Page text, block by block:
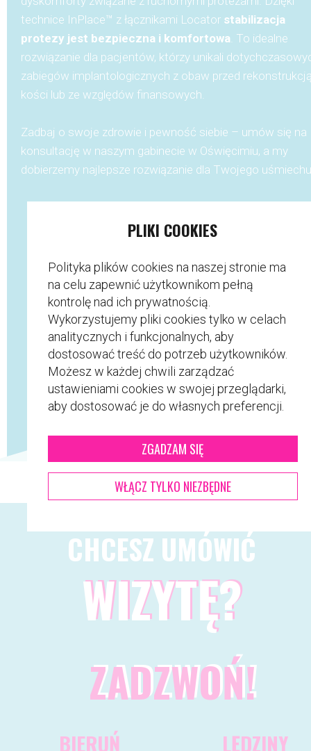
technice InPlace™ z łącznikami Locator stabilizacja
protezy jest bezpieczna i komfortowa. To idealne
rozwiązanie dla pacjentów, którzy unikali
zabiegów implantologicznych z obaw przed
kości lub ze względów finansowych.
Zadbaj o swoje zdrowie i pewność siebie – umów się na
konsultację w naszym gabinecie w Oświęcimiu, a my
dobierzemy najlepsze rozwiązanie dla Twojego
CHCESZ UMÓWIĆ
WIZYTĘ?
ZADZWOŃ!
BIERUŃ
LĘDZINY
PLIKI COOKIES
Polityka plików cookies na naszej stronie ma
na celu zapewnić użytkownikom pełną
kontrolę nad ich prywatnością.
Wykorzystujemy pliki cookies tylko w celach
analitycznych i funkcjonalnych, aby
dostosować treść do potrzeb użytkowników.
Możesz w każdej chwili zarządzać
ustawieniami cookies w swojej przeglądarki,
aby dostosować je do własnych preferencji.
ZGADZAM SIĘ
WŁĄCZ TYLKO NIEZBĘDNE